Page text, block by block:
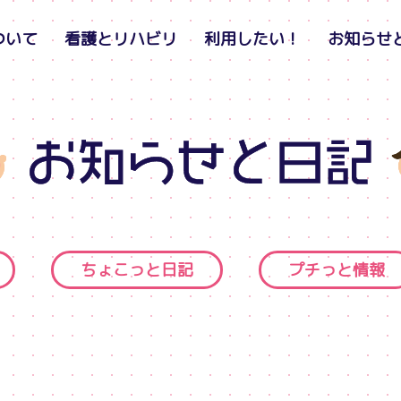
いて 看護とリハビリ 利用したい！ お知らせ
ちょこっと日記 プチっと情報